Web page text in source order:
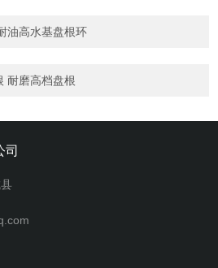
油高水基盘根环
耐磨高档盘根
司